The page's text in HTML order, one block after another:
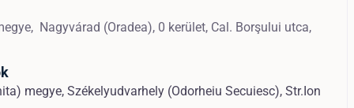
Nagyvárad (Oradea), 0 kerület, Cal. Borşului utca,
megye, Székelyudvarhely (Odorheiu Secuiesc), Str.Ion